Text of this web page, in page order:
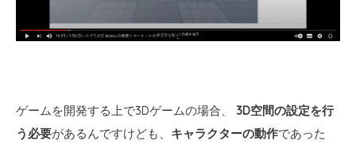
ゲームを開発する上で3Dゲームの場合、 3D空間の設定を行
う必要があるんですけども、 キャラクターの動作であった